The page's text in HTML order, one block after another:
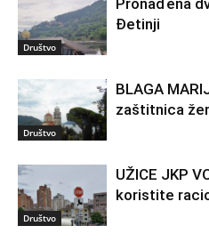
Društvo
Pronađena
Đetinji
Društvo
BLAGA
zaštitnica
Društvo
UŽICE JKP
koristite